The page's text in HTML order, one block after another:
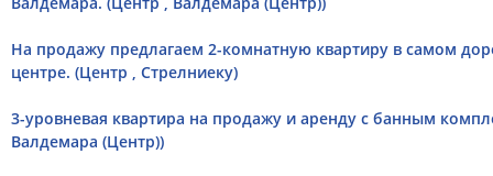
На продажу предлагаем 2-комнатную квартиру в самом
центре. (Центр , Стрелниеку)
3-уровневая квартира на продажу и аренду с банным
Валдемара (Центр))